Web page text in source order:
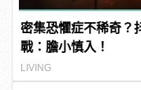
密集恐懼症不稀奇？
戰：膽小慎入！
LIVING